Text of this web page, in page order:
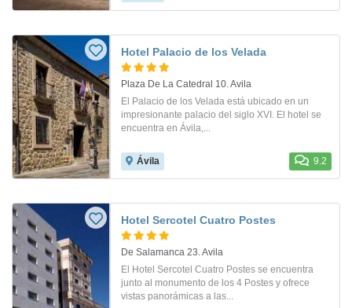
Hotel Palacio de los Velada
Plaza De La Catedral 10. Avila
El Palacio de los Velada está ubicado en un
impresionante palacio del siglo XVI. El hotel se
encuentra en Ávila,...
Ávila 9.2
Hotel Sercotel Cuatro Postes
De Salamanca 23. Avila
El Hotel Sercotel Cuatro Postes se encuentra
junto al monumento de los 4 Postes y ofrece
vistas panorámicas a las...